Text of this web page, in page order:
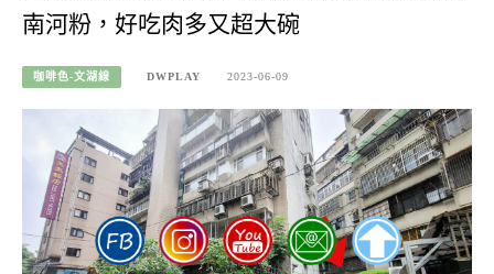
南河粉，好吃肉多又超大碗
咖啡色-文湖線 DWPLAY 2023-06-09